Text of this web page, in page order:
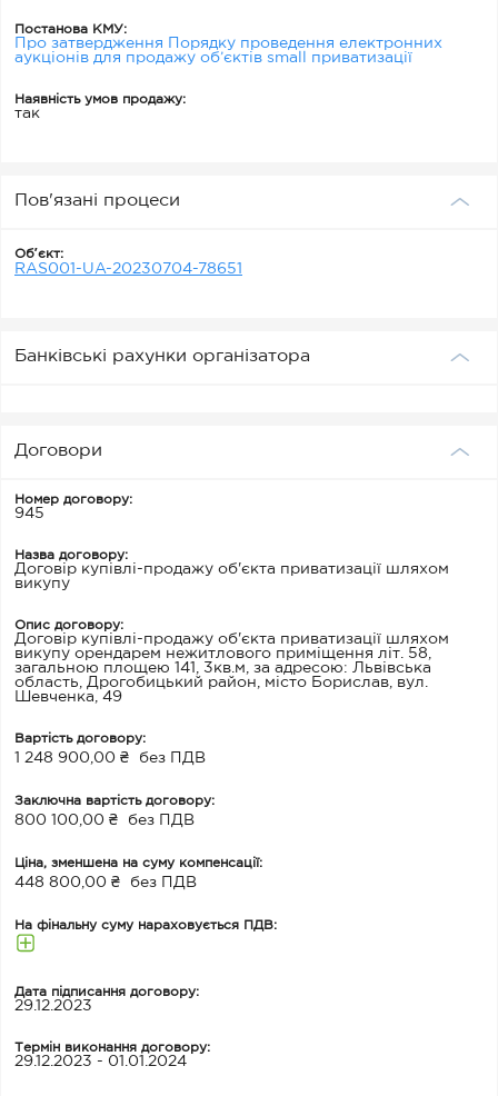
Постанова КМУ:
Про затвердження Порядку проведення електронних
аукціонів для продажу об’єктів small приватизації
Наявність умов продажу:
так
Пов'язані процеси
Обʼєкт:
RAS001-UA-20230704-78651
Банківські рахунки організатора
Договори
Номер договору:
945
Назва договору:
Договір купівлі-продажу об'єкта приватизації шляхом
викупу
Опис договору:
Договір купівлі-продажу об'єкта приватизації шляхом
викупу орендарем нежитлового приміщення літ. 58,
загальною площею 141, 3кв.м, за адресою: Львівська
область, Дрогобицький район, місто Борислав, вул.
Шевченка, 49
Вартість договору:
1 248 900,00 ₴ без ПДВ
Заключна вартість договору:
800 100,00 ₴ без ПДВ
Ціна, зменшена на суму компенсації:
448 800,00 ₴ без ПДВ
На фінальну суму нараховується ПДВ:
Дата підписання договору:
29.12.2023
Термін виконання договору:
29.12.2023 - 01.01.2024